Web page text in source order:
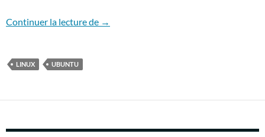
Continuer la lecture de « E: Encountered a section with no
→
LINUX UBUNTU